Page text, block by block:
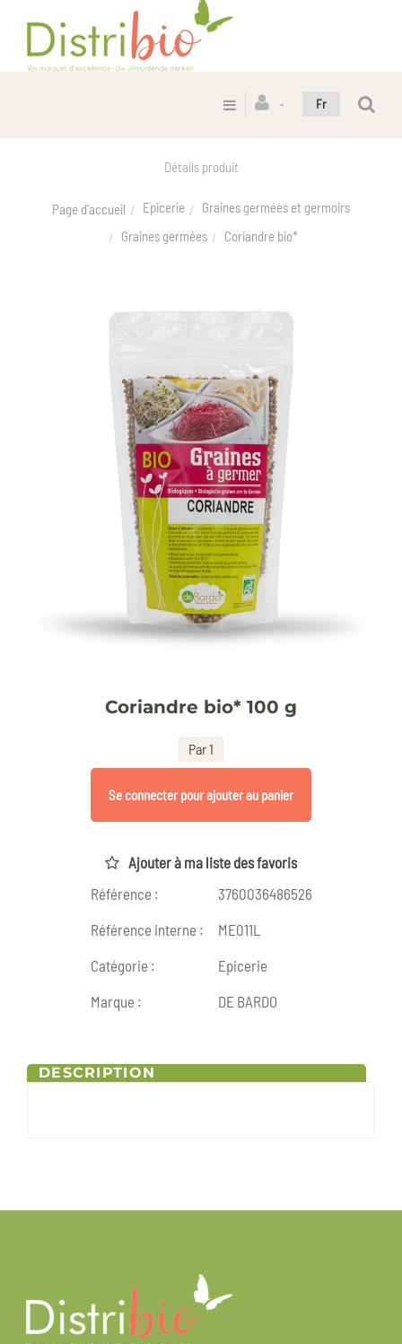
Fr
Détails produit
Page d'accueil Epicerie
Graines germées et germoirs
Graines germées
Coriandre bio*
Coriandre bio* 100 g
Par 1
Se connecter pour ajouter au panier
Ajouter à ma liste des favoris
Référence :
3760036486526
Référence interne :
ME011L
Catégorie :
Epicerie
Marque :
DE BARDO
DESCRIPTION